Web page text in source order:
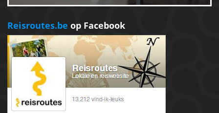
Reisroutes.be op Facebook